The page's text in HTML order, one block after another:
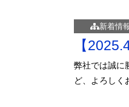
新着情
【
弊社では誠に
ど、よろしく